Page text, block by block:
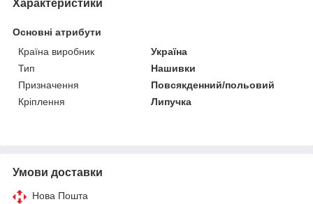
Характеристики
Основні атрибути
Країна виробник
Україна
Тип
Нашивки
Призначення
Повсякденний/польовий
Кріплення
Липучка
Умови доставки
Нова Пошта